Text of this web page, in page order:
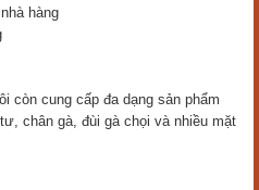
hàng
còn cung cấp đa dạng sản phẩm
chân gà, đùi gà chọi và nhiều mặt